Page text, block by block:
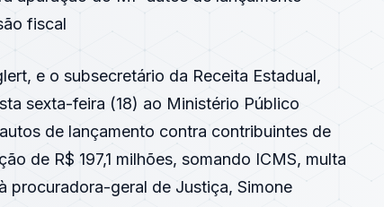
fiscal
e o subsecretário da Receita Estadual,
sexta-feira (18) ao Ministério Público
de lançamento contra contribuintes de
de R$ 197,1 milhões, somando ICMS, multa
procuradora-geral de Justiça, Simone